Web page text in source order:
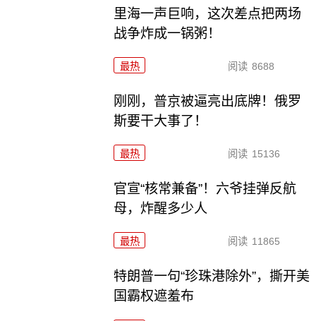
里海一声巨响，这次差点把两场
战争炸成一锅粥！
最热 阅读 8688
刚刚，普京被逼亮出底牌！俄罗
斯要干大事了！
最热 阅读 15136
官宣“核常兼备”！六爷挂弹反航
母，炸醒多少人
最热 阅读 11865
特朗普一句“珍珠港除外”，撕开美
国霸权遮羞布